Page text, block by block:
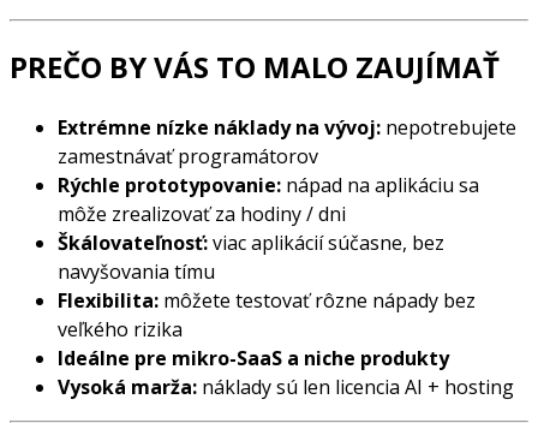
PREČO BY VÁS TO MALO ZAUJÍMAŤ
Extrémne nízke náklady na vývoj: nepotrebujete
zamestnávať programátorov
Rýchle prototypovanie: nápad na aplikáciu sa
môže zrealizovať za hodiny / dni
Škálovateľnosť:viac aplikácií súčasne, bez
navyšovania tímu
Flexibilita: môžete testovať rôzne nápady bez
veľkého rizika
Ideálne pre mikro-SaaS a niche produkty
Vysoká marža: náklady sú len licencia AI + hosting